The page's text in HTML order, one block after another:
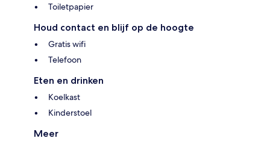
Toiletpapier
Houd contact en blijf op de hoogte
Gratis wifi
Telefoon
Eten en drinken
Koelkast
Kinderstoel
Meer